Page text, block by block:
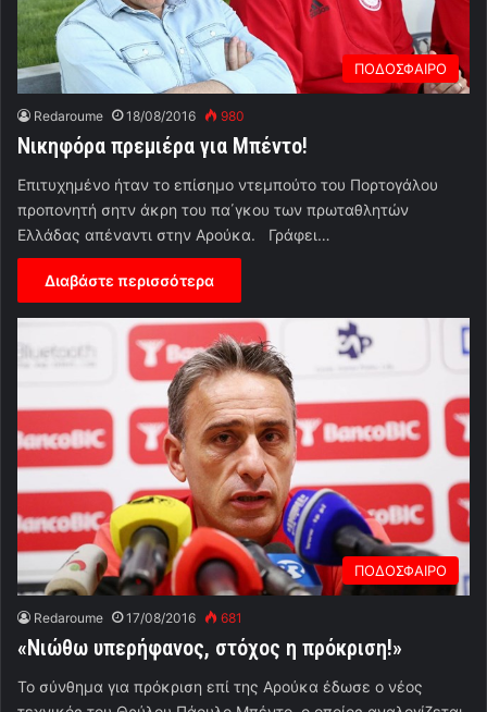
ΠΟΔΟΣΦΑΙΡΟ
Redaroume 18/08/2016 980
Νικηφόρα πρεμιέρα για Μπέντο!
Επιτυχημένο ήταν το επίσημο ντεμπούτο του Πορτογάλου
προπονητή σητν άκρη του πα΄γκου των πρωταθλητών
Ελλάδας απέναντι στην Αρούκα. Γράφει…
Διαβάστε περισσότερα
ΠΟΔΟΣΦΑΙΡΟ
Redaroume 17/08/2016 681
«Νιώθω υπερήφανος, στόχος η πρόκριση!»
Το σύνθημα για πρόκριση επί της Αρούκα έδωσε ο νέος